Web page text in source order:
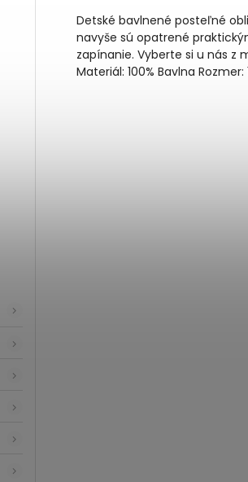
Detské bavlnené posteľné
navyše sú opatrené
zapínanie. Vyberte si u nás z
Materiál: 100% Bavlna